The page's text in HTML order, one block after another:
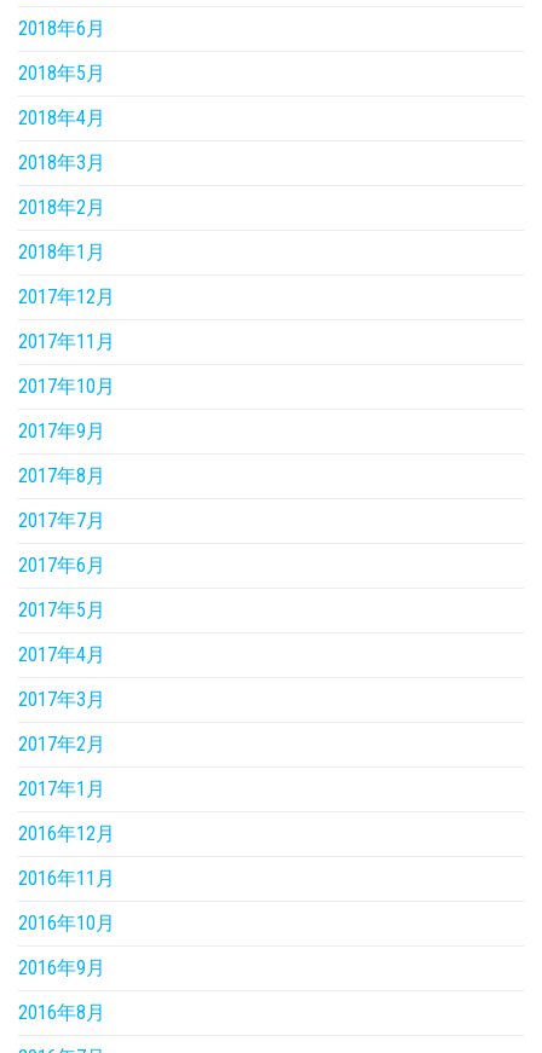
2018年6月
2018年5月
2018年4月
2018年3月
2018年2月
2018年1月
2017年12月
2017年11月
2017年10月
2017年9月
2017年8月
2017年7月
2017年6月
2017年5月
2017年4月
2017年3月
2017年2月
2017年1月
2016年12月
2016年11月
2016年10月
2016年9月
2016年8月